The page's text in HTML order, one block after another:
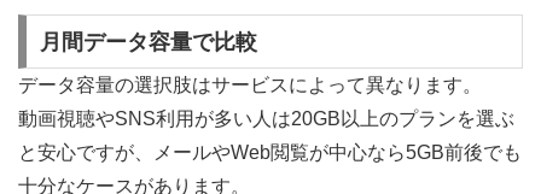
月間データ容量で比較
データ容量の選択肢はサービスによって異なります。
動画視聴やSNS利用が多い人は20GB以上のプランを選ぶ
と安心ですが、メールやWeb閲覧が中心なら5GB前後でも
十分なケースがあります。